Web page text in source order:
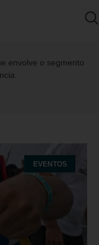
envolve o segmento
EVENTOS